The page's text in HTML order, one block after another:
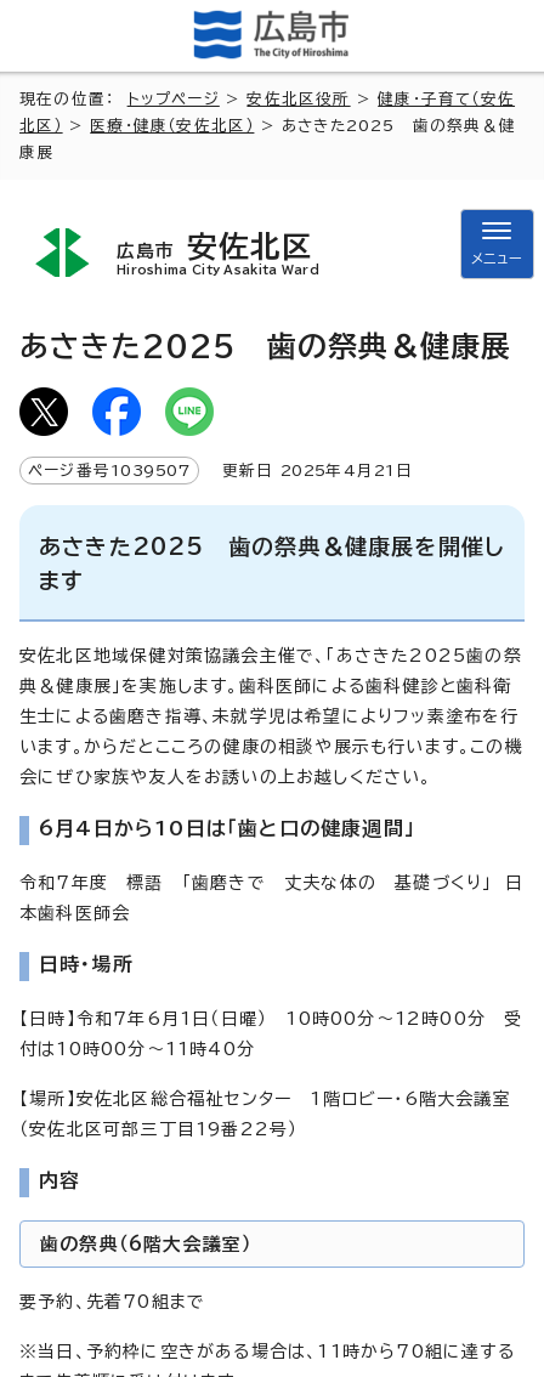
現在の位置： トップページ >安佐北区役所 >健康・子育て（安佐
北区）
> 医療・健康（安佐北区）
> あさきた2025 歯の祭典＆健
康展
広島市 安佐北区
Hiroshima City Asakita Ward
メニュー
あさきた2025 歯の祭典＆健康展
ページ番号 1039507 更新日 2025年4月 21 日
あさきた2025 歯の祭典＆健康展を開催し
ます
安佐北区地域保健対策協議会主催で、「あさきた2025歯の祭
典＆健康展」を実施します。歯科医師による歯科健診と歯科衛
生士による歯磨き指導、未就学児は希望によりフッ素塗布を行
います。からだとこころの健康の相談や展示も行います。この機
会にぜひ家族や友人をお誘いの上お越しください。
6月4日から10日は「歯と口の健康週間」
令和7年度 標語 「歯磨きで 丈夫な体の 基礎づくり」 日
本歯科医師会
日時・場所
【日時】令和7年6月1日（日曜） 10時00分～12時00分 受
付は10時00分～11時40分
【場所】安佐北区総合福祉センター 1階ロビー・6階大会議室
（安佐北区可部三丁目19番22号）
内容
歯の祭典（6階大会議室）
要予約、先着70組まで
※当日、予約枠に空きがある場合は、11時から70組に達する